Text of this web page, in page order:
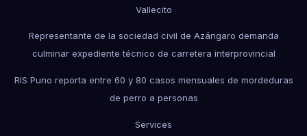
Vallecito
Representante de la sociedad civil de Azángaro demanda
culminar expediente técnico de carretera interprovincial
RIS Puno reporta entre 60 y 80 casos mensuales de mordeduras
de perro a personas
Services